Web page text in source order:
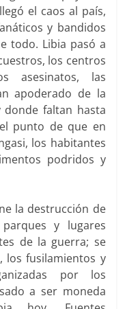
el caos al país,
y bandidos
todo. Libia pasó a
los centros
asesinatos, las
apoderado de la
faltan hasta
punto de que en
los habitantes
podridos y
la destrucción de
y lugares
de la guerra; se
los fusilamientos y
por los
a ser moneda